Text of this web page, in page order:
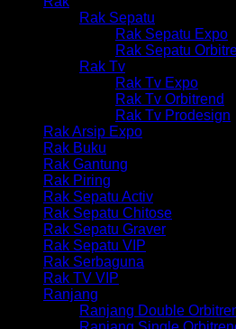
Rak Sepatu
Rak Sepatu Expo
Rak Sepatu
Rak Tv
Rak Tv Expo
Rak Tv Orbitrend
Rak Tv Prodesign
Rak Arsip Expo
Rak Buku
Rak Gantung
Rak Piring
Rak Sepatu Activ
Rak Sepatu Chitose
Rak Sepatu Graver
Rak Sepatu VIP
Rak Serbaguna
Rak TV VIP
Ranjang
Ranjang Double